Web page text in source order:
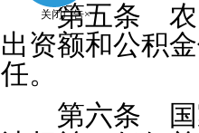
第五条 农民
出资额和公积
任。
第六条 国家